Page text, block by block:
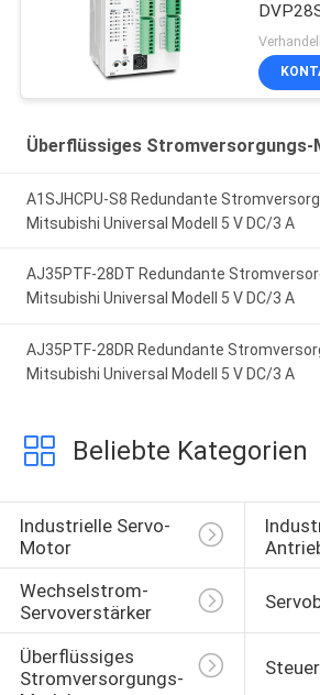
PLC
Überflüssiges Stromversorgungs-
A1SJHCPU-S8 Redundante
Mitsubishi Universal Modell 5 V DC/3 A
AJ35PTF-28DT Redundante
Mitsubishi Universal Modell 5 V DC/3 A
AJ35PTF-28DR Redundante
Mitsubishi Universal Modell 5 V DC/3 A
Beliebte Kategorien
Industrielle Servo-
Motor
Wechselstrom-
Servoverstärker
Überflüssiges
Stromversorgungs-